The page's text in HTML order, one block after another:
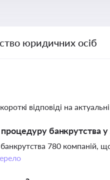
юридичних осіб
відповіді на
банкрутства у
780 компаній,